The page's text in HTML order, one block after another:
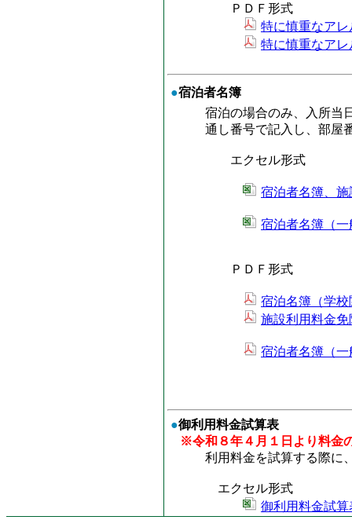
ＰＤＦ形式
特に慎重なア
特に慎重なア
●宿泊者名簿
宿泊の場合のみ、入所当日
通し番号で記入し、部屋番
エクセル形式
宿泊者名簿、
宿泊者名簿（
ＰＤＦ形式
宿泊名簿（学校
施設利用料金
宿泊者名簿（
●御利用料金試算表
※令和８年４月１日より料金
利用料金を試算する際に、
エクセル形式
御利用料金試